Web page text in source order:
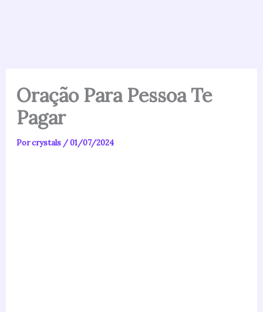
Oração Para Pessoa Te
Pagar
Porcrystals /01/07/2024